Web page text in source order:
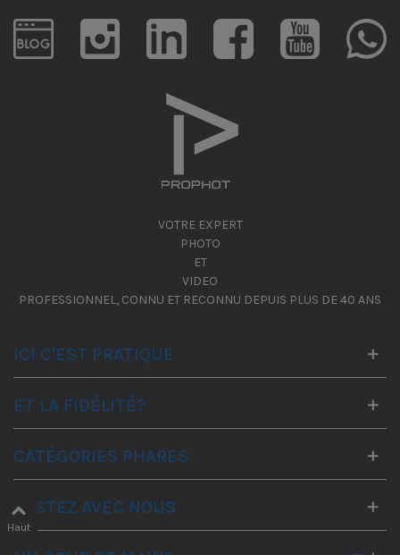
VOTRE EXPERT
PHOTO
ET
VIDEO
PROFESSIONNEL, CONNU ET RECONNU DEPUIS PLUS DE 40 ANS
ICI C'EST PRATIQUE
ET LA FIDÉLITÉ?
CATÉGORIES PHARES
RESTEZ AVEC NOUS
Haut